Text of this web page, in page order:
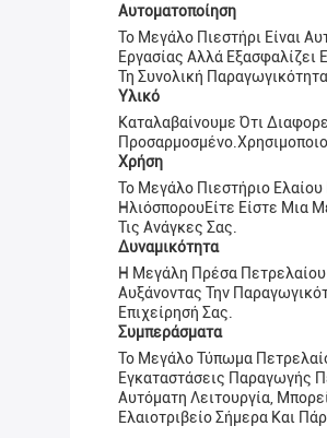
Αυτοματοποίηση
Το Μεγάλο Πιεστήρι Είναι
Εργασίας Αλλά Εξασφαλίζει
Τη Συνολική
Υλικό
Καταλαβαίνουμε Ότι
Χρήση
Το Μεγάλο Πιεστήριο Ελαίου
ΗλιόσπορουΕίτε Είστε Μια
Τις Ανάγκες Σας.
Δυναμικότητα
Η Μεγάλη Πρέσα
Αυξάνοντας Την
Επιχείρησή Σας.
Συμπεράσματα
Το Μεγάλο Τύπωμα
Εγκαταστάσεις Παραγωγής
Αυτόματη Λειτουργία,
Ελαιοτριβείο Σήμερα Και